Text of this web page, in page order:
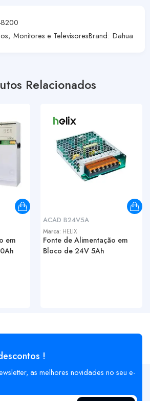
, Monitores e TelevisoresBrand: Dahua
Relacionados
em
ACAD B24V5A
Marca: HELIX
Fonte de Alimentação em
Bloco de 24V 5Ah
!
as melhores novidades no seu e-